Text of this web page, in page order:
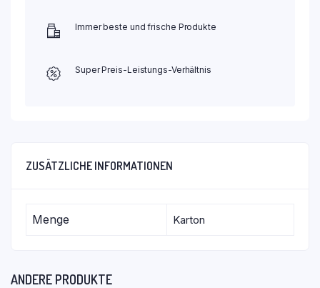
Immer beste und frische Produkte
Super Preis-Leistungs-Verhältnis
ZUSÄTZLICHE INFORMATIONEN
Menge Karton
ANDERE PRODUKTE